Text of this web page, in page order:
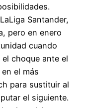
Santander,
pero en enero
cuando
choque ante el
el más
para sustituir al
el siguiente.